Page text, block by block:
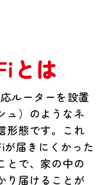
とは
ルーターを設置
ュ）のようなネ
形態です。これ
が届きにくかった
とで、家の中の
り届けることが